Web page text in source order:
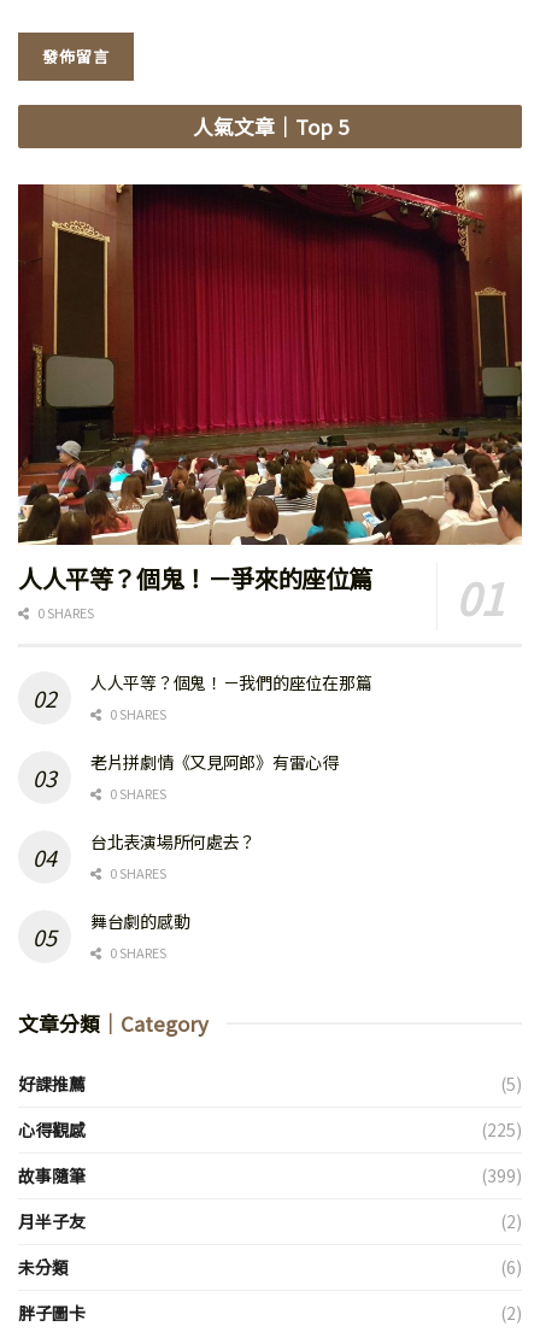
人氣文章｜Top 5
人人平等？個鬼！－爭來的座位篇
0 SHARES
人人平等？個鬼！－我們的座位在那篇
0 SHARES
老片拼劇情《又見阿郎》有雷心得
0 SHARES
台北表演場所何處去？
0 SHARES
舞台劇的感動
0 SHARES
文章分類 ｜Category
好課推薦
(5)
心得觀感
(225)
故事隨筆
(399)
月半子友
(2)
未分類
(6)
胖子圖卡
(2)